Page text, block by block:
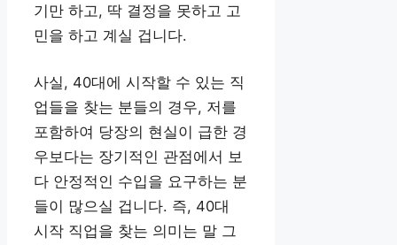
기만 하고, 딱 결정을 못하고 고
민을 하고 계실 겁니다.
사실, 40대에 시작할 수 있는 직
업들을 찾는 분들의 경우, 저를
포함하여 당장의 현실이 급한 경
우보다는 장기적인 관점에서 보
다 안정적인 수입을 요구하는 분
들이 많으실 겁니다. 즉, 40대
시작 직업을 찾는 의미는 말 그